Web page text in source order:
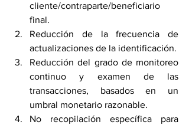
cliente/contraparte/beneficiario
final.
Reducción de la frecuencia de
actualizaciones de la identificación.
Reducción del grado de monitoreo
continuo y examen de las
transacciones, basados en un
umbral monetario razonable.
No recopilación específica para